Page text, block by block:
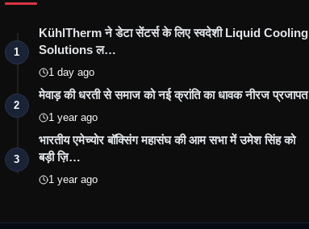
1
KühlTherm ने डेटा सेंटर्स के लिए स्वदेशी Liquid Cooling
Solutions ल…
1 day ago
2
मेवाड़ की धरती से समाज को नई क्रांति का धावक नीरज प्रजापत
1 year ago
3
भारतीय एमेच्योर बॉक्सिंग महासंघ की आम सभा में उमेश सिंह को
बड़ी ज़ि…
1 year ago